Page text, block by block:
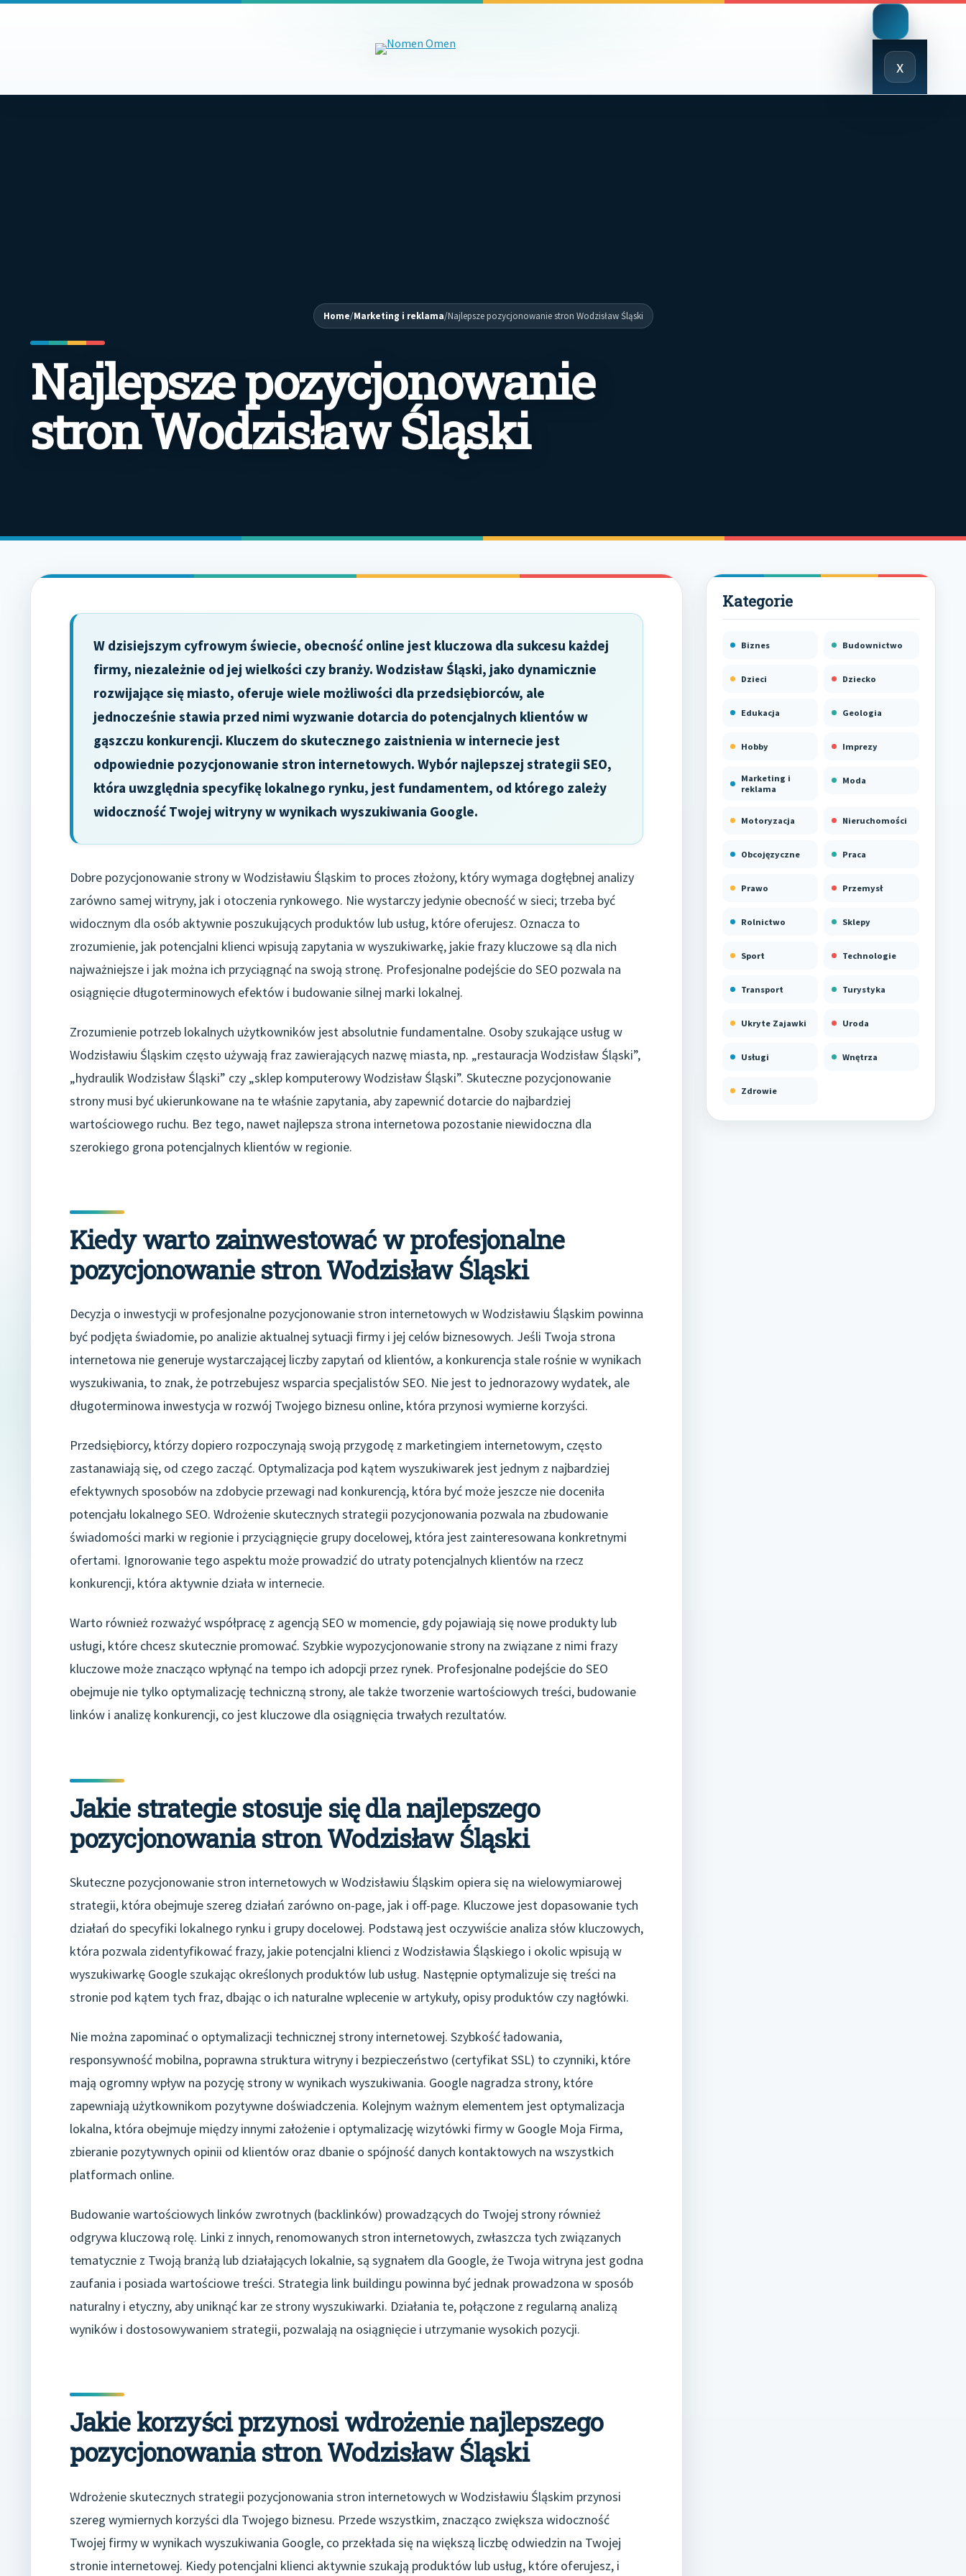
x
Close
Menu
Home/Marketing i reklama/Najlepsze pozycjonowanie stron Wodzisław Śląski
Najlepsze pozycjonowanie
stron Wodzisław Śląski
W dzisiejszym cyfrowym świecie, obecność online jest kluczowa dla sukcesu każdej
firmy, niezależnie od jej wielkości czy branży. Wodzisław Śląski, jako dynamicznie
rozwijające się miasto, oferuje wiele możliwości dla przedsiębiorców, ale
jednocześnie stawia przed nimi wyzwanie dotarcia do potencjalnych klientów w
gąszczu konkurencji. Kluczem do skutecznego zaistnienia w internecie jest
odpowiednie pozycjonowanie stron internetowych. Wybór najlepszej strategii SEO,
która uwzględnia specyfikę lokalnego rynku, jest fundamentem, od którego zależy
widoczność Twojej witryny w wynikach wyszukiwania Google.
Dobre pozycjonowanie strony w Wodzisławiu Śląskim to proces złożony, który wymaga dogłębnej analizy
zarówno samej witryny, jak i otoczenia rynkowego. Nie wystarczy jedynie obecność w sieci; trzeba być
widocznym dla osób aktywnie poszukujących produktów lub usług, które oferujesz. Oznacza to
zrozumienie, jak potencjalni klienci wpisują zapytania w wyszukiwarkę, jakie frazy kluczowe są dla nich
najważniejsze i jak można ich przyciągnąć na swoją stronę. Profesjonalne podejście do SEO pozwala na
osiągnięcie długoterminowych efektów i budowanie silnej marki lokalnej.
Zrozumienie potrzeb lokalnych użytkowników jest absolutnie fundamentalne. Osoby szukające usług w
Wodzisławiu Śląskim często używają fraz zawierających nazwę miasta, np. „restauracja Wodzisław Śląski”,
„hydraulik Wodzisław Śląski” czy „sklep komputerowy Wodzisław Śląski”. Skuteczne pozycjonowanie
strony musi być ukierunkowane na te właśnie zapytania, aby zapewnić dotarcie do najbardziej
wartościowego ruchu. Bez tego, nawet najlepsza strona internetowa pozostanie niewidoczna dla
szerokiego grona potencjalnych klientów w regionie.
Kiedy warto zainwestować w profesjonalne
pozycjonowanie stron Wodzisław Śląski
Decyzja o inwestycji w profesjonalne pozycjonowanie stron internetowych w Wodzisławiu Śląskim powinna
być podjęta świadomie, po analizie aktualnej sytuacji firmy i jej celów biznesowych. Jeśli Twoja strona
internetowa nie generuje wystarczającej liczby zapytań od klientów, a konkurencja stale rośnie w wynikach
wyszukiwania, to znak, że potrzebujesz wsparcia specjalistów SEO. Nie jest to jednorazowy wydatek, ale
długoterminowa inwestycja w rozwój Twojego biznesu online, która przynosi wymierne korzyści.
Przedsiębiorcy, którzy dopiero rozpoczynają swoją przygodę z marketingiem internetowym, często
zastanawiają się, od czego zacząć. Optymalizacja pod kątem wyszukiwarek jest jednym z najbardziej
efektywnych sposobów na zdobycie przewagi nad konkurencją, która być może jeszcze nie doceniła
potencjału lokalnego SEO. Wdrożenie skutecznych strategii pozycjonowania pozwala na zbudowanie
świadomości marki w regionie i przyciągnięcie grupy docelowej, która jest zainteresowana konkretnymi
ofertami. Ignorowanie tego aspektu może prowadzić do utraty potencjalnych klientów na rzecz
konkurencji, która aktywnie działa w internecie.
Warto również rozważyć współpracę z agencją SEO w momencie, gdy pojawiają się nowe produkty lub
usługi, które chcesz skutecznie promować. Szybkie wypozycjonowanie strony na związane z nimi frazy
kluczowe może znacząco wpłynąć na tempo ich adopcji przez rynek. Profesjonalne podejście do SEO
obejmuje nie tylko optymalizację techniczną strony, ale także tworzenie wartościowych treści, budowanie
linków i analizę konkurencji, co jest kluczowe dla osiągnięcia trwałych rezultatów.
Jakie strategie stosuje się dla najlepszego
pozycjonowania stron Wodzisław Śląski
Skuteczne pozycjonowanie stron internetowych w Wodzisławiu Śląskim opiera się na wielowymiarowej
strategii, która obejmuje szereg działań zarówno on-page, jak i off-page. Kluczowe jest dopasowanie tych
działań do specyfiki lokalnego rynku i grupy docelowej. Podstawą jest oczywiście analiza słów kluczowych,
która pozwala zidentyfikować frazy, jakie potencjalni klienci z Wodzisławia Śląskiego i okolic wpisują w
wyszukiwarkę Google szukając określonych produktów lub usług. Następnie optymalizuje się treści na
stronie pod kątem tych fraz, dbając o ich naturalne wplecenie w artykuły, opisy produktów czy nagłówki.
Nie można zapominać o optymalizacji technicznej strony internetowej. Szybkość ładowania,
responsywność mobilna, poprawna struktura witryny i bezpieczeństwo (certyfikat SSL) to czynniki, które
mają ogromny wpływ na pozycję strony w wynikach wyszukiwania. Google nagradza strony, które
zapewniają użytkownikom pozytywne doświadczenia. Kolejnym ważnym elementem jest optymalizacja
lokalna, która obejmuje między innymi założenie i optymalizację wizytówki firmy w Google Moja Firma,
zbieranie pozytywnych opinii od klientów oraz dbanie o spójność danych kontaktowych na wszystkich
platformach online.
Budowanie wartościowych linków zwrotnych (backlinków) prowadzących do Twojej strony również
odgrywa kluczową rolę. Linki z innych, renomowanych stron internetowych, zwłaszcza tych związanych
tematycznie z Twoją branżą lub działających lokalnie, są sygnałem dla Google, że Twoja witryna jest godna
zaufania i posiada wartościowe treści. Strategia link buildingu powinna być jednak prowadzona w sposób
naturalny i etyczny, aby uniknąć kar ze strony wyszukiwarki. Działania te, połączone z regularną analizą
wyników i dostosowywaniem strategii, pozwalają na osiągnięcie i utrzymanie wysokich pozycji.
Jakie korzyści przynosi wdrożenie najlepszego
pozycjonowania stron Wodzisław Śląski
Wdrożenie skutecznych strategii pozycjonowania stron internetowych w Wodzisławiu Śląskim przynosi
szereg wymiernych korzyści dla Twojego biznesu. Przede wszystkim, znacząco zwiększa widoczność
Twojej firmy w wynikach wyszukiwania Google, co przekłada się na większą liczbę odwiedzin na Twojej
stronie internetowej. Kiedy potencjalni klienci aktywnie szukają produktów lub usług, które oferujesz, i
Biznes Budownictwo
Dzieci Dziecko
Edukacja Geologia
Hobby Imprezy
Marketing i
reklama
Moda
Motoryzacja Nieruchomości
Obcojęzyczne Praca
Prawo Przemysł
Rolnictwo Sklepy
Sport Technologie
Transport Turystyka
Ukryte Zajawki Uroda
Usługi Wnętrza
Zdrowie